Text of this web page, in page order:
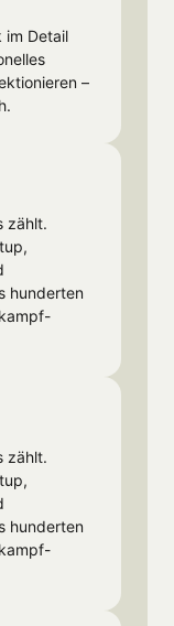
im Detail
–
zählt.
hunderten
zählt.
hunderten